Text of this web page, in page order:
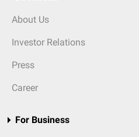
About Us
Investor Relations
Press
Career
For Business